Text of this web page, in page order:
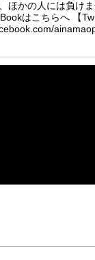
かの人には負け
はこちらへ 【